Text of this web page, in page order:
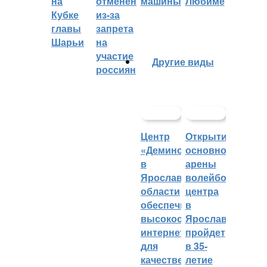
Кубке
главы
Шарьи
из-за
запрета
на
участие
россиян
Другие виды
Центр
«Демино»
в
Ярославской
области
обеспечивают
высокоскоростным
интернетом
для
качественных
Открытие
основной
арены
волейбольного
центра
в
Ярославле
пройдет
в 35-
летие